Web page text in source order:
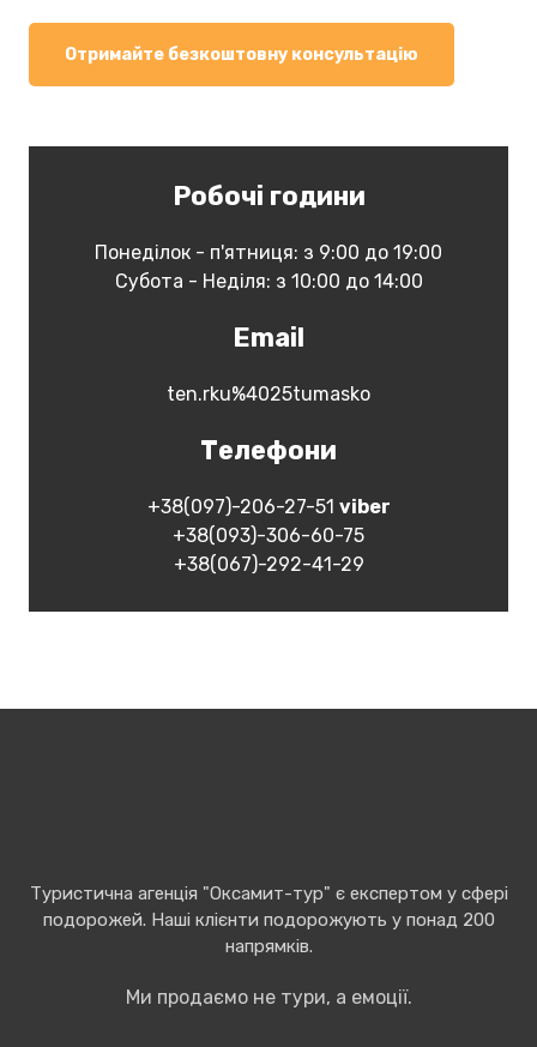
Отримайте безкоштовну консультацію
Робочі години
Понеділок - п'ятниця: з 9:00 до 19:00
Субота - Неділя: з 10:00 до 14:00
Email
ten.rku%4025tumasko
Телефони
+38(097)-206-27-51 vіber
+38(093)-306-60-75
+38(067)-292-41-29
Туристична агенція "Оксамит-тур" є експертом у сфері
подорожей. Наші клієнти подорожують у понад 200
напрямків.
Ми продаємо не тури, а емоції.